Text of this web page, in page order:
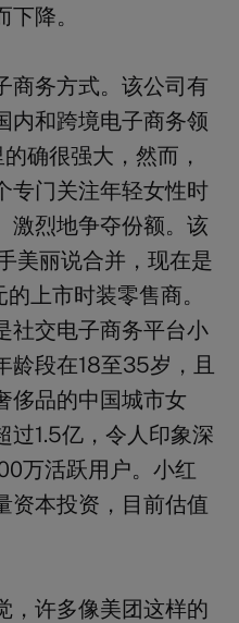
降。
商务方式。该公司有
内和跨境电子商务领
确很强大，然而，
专门关注年轻女性时
激烈地争夺份额。该
美丽说合并，现在是
上市时装零售商。
社交电子商务平台小
龄段在18至35岁，且
侈品的中国城市女
过1.5亿，令人印象深
万活跃用户。小红
资本投资，目前估值
，许多像美团这样的